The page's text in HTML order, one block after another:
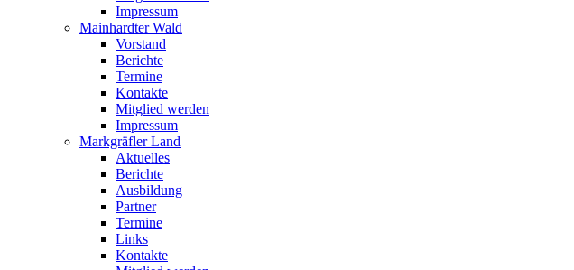
Impressum
Mainhardter Wald
Vorstand
Berichte
Termine
Kontakte
Mitglied werden
Impressum
Markgräfler Land
Aktuelles
Berichte
Ausbildung
Partner
Termine
Links
Kontakte